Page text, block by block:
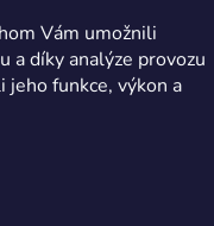
Vám umožnili
a díky analýze provozu
funkce, výkon a
Facebook